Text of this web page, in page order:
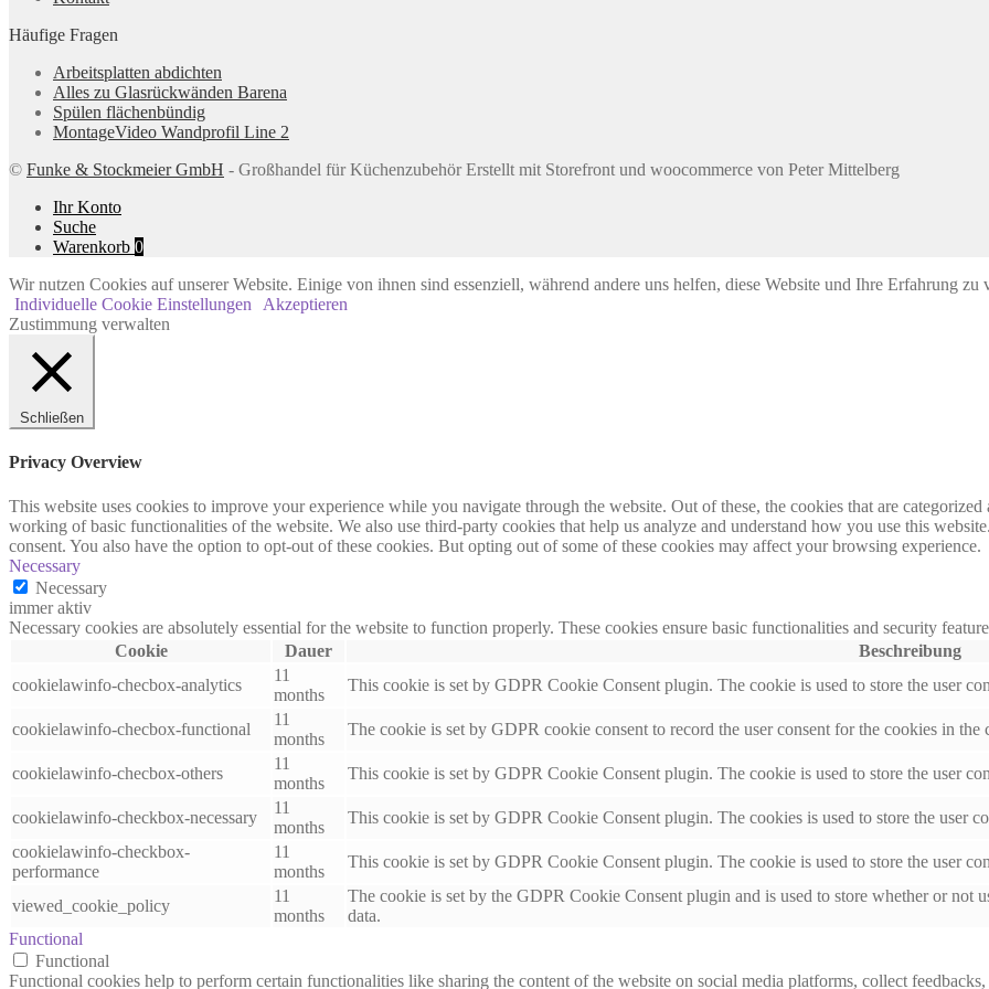
Häufige Fragen
Arbeitsplatten abdichten
Alles zu Glasrückwänden Barena
Spülen flächenbündig
MontageVideo Wandprofil Line 2
© Funke & Stockmeier GmbH - Großhandel für Küchenzubehör Erstellt mit Storefront und woocommerce von Peter Mittelberg
Ihr Konto
Suche
Warenkorb 0
Wir nutzen Cookies auf unserer Website. Einige von ihnen sind essenziell, während andere uns helfen, diese Website und Ihre Erfahrung zu
Individuelle Cookie Einstellungen
Akzeptieren
Zustimmung verwalten
Schließen
Privacy Overview
This website uses cookies to improve your experience while you navigate through the website. Out of these, the cookies that are categorized
working of basic functionalities of the website. We also use third-party cookies that help us analyze and understand how you use this
consent. You also have the option to opt-out of these cookies. But opting out of some of these cookies may affect your browsing experience.
Necessary
Necessary
immer aktiv
Necessary cookies are absolutely essential for the website to function properly. These cookies ensure basic functionalities and security
Cookie
Dauer
Beschreibung
cookielawinfo-checbox-analytics
11
months
This cookie is set by GDPR Cookie Consent plugin. The cookie is used to store the user
cookielawinfo-checbox-functional
11
months
The cookie is set by GDPR cookie consent to record the user consent for the cookies in
cookielawinfo-checbox-others
11
months
This cookie is set by GDPR Cookie Consent plugin. The cookie is used to store the user
cookielawinfo-checkbox-necessary
11
months
This cookie is set by GDPR Cookie Consent plugin. The cookies is used to store the user
cookielawinfo-checkbox-
performance
11
months
This cookie is set by GDPR Cookie Consent plugin. The cookie is used to store the user
viewed_cookie_policy
11
months
The cookie is set by the GDPR Cookie Consent plugin and is used to store whether or not
data.
Functional
Functional
Functional cookies help to perform certain functionalities like sharing the content of the website on social media platforms, collect